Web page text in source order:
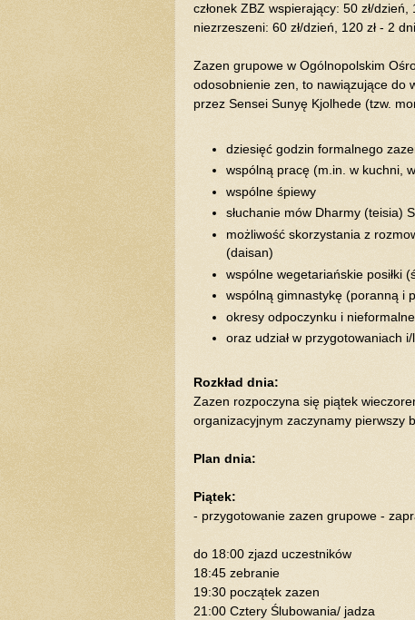
członek ZBZ wspierający: 50 zł/dzień,
niezrzeszeni: 60 zł/dzień, 120 zł - 2
Zazen grupowe w Ogólnopolskim
odosobnienie zen, to nawiązujące do
przez Sensei Sunyę Kjolhede (tzw.
dziesięć godzin formalnego
wspólną pracę (m.in. w kuchni,
wspólne śpiewy
słuchanie mów Dharmy (teisia)
możliwość skorzystania z
(daisan)
wspólne wegetariańskie posiłki
wspólną gimnastykę (poranną i
okresy odpoczynku i
oraz udział w przygotowaniach
Rozkład dnia:
Zazen rozpoczyna się piątek
organizacyjnym zaczynamy pierwszy
Plan dnia:
Piątek:
- przygotowanie zazen grupowe -
do 18:00 zjazd uczestników
18:45 zebranie
19:30 początek zazen
21:00 Cztery Ślubowania/ jadza